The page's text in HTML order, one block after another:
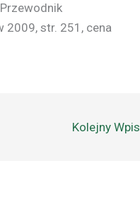
2009, str. 251, cena
Kolejny Wpis